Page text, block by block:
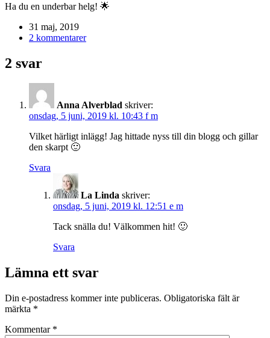
Ha du en underbar helg! 🌟
31 maj, 2019
2 kommentarer
2 svar
Anna Alverblad skriver:
onsdag, 5 juni, 2019 kl. 10:43 f m
Vilket härligt inlägg! Jag hittade nyss till din blogg och gillar
den skarpt 🙂
Svara
La Linda skriver:
onsdag, 5 juni, 2019 kl. 12:51 e m
Tack snälla du! Välkommen hit! 🙂
Svara
Lämna ett svar
Din e-postadress kommer inte publiceras. Obligatoriska fält är
märkta *
Kommentar *